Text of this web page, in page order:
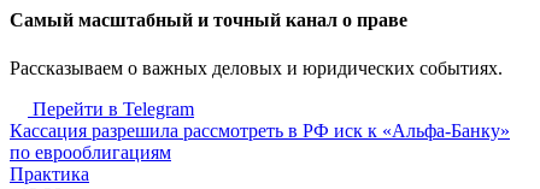
Cамый масштабный и точный канал о праве
Рассказываем о важных деловых и юридических событиях.
Перейти в Telegram
Кассация разрешила рассмотреть в РФ иск к «Альфа-Банку»
по еврооблигациям
Практика